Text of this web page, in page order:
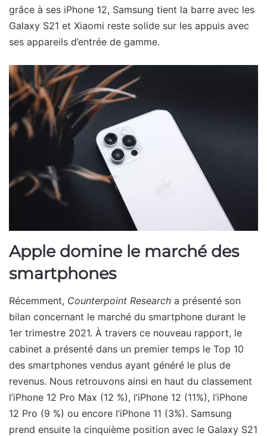
grâce à ses iPhone 12, Samsung tient la barre avec les
Galaxy S21 et Xiaomi reste solide sur les appuis avec
ses appareils d’entrée de gamme.
Apple domine le marché des
smartphones
Récemment, Counterpoint Research a présenté son
bilan concernant le marché du smartphone durant le
1er trimestre 2021. À travers ce nouveau rapport, le
cabinet a présenté dans un premier temps le Top 10
des smartphones vendus ayant généré le plus de
revenus. Nous retrouvons ainsi en haut du classement
l’iPhone 12 Pro Max (12 %), l’iPhone 12 (11%), l’iPhone
12 Pro (9 %) ou encore l’iPhone 11 (3%). Samsung
prend ensuite la cinquième position avec le Galaxy S21